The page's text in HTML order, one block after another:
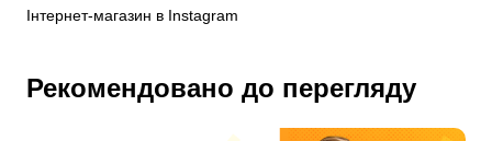
Інтернет-магазин в Instagram
Рекомендовано до перегляду